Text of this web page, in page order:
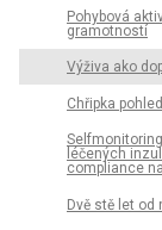
Pohybová
gramotností
Výživa ako
Chřipka
léčených
compliance
Dvě stě let od